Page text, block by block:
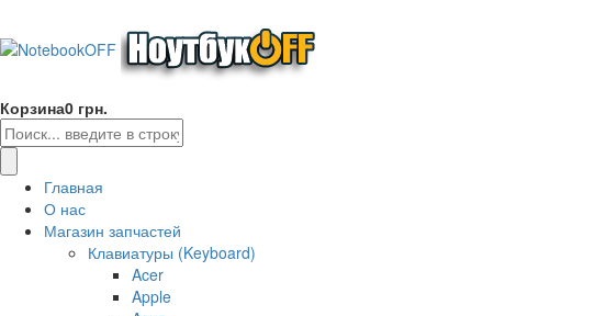
Корзина0 грн.
Главная
О нас
Магазин запчастей
Клавиатуры (Keyboard)
Acer
Apple